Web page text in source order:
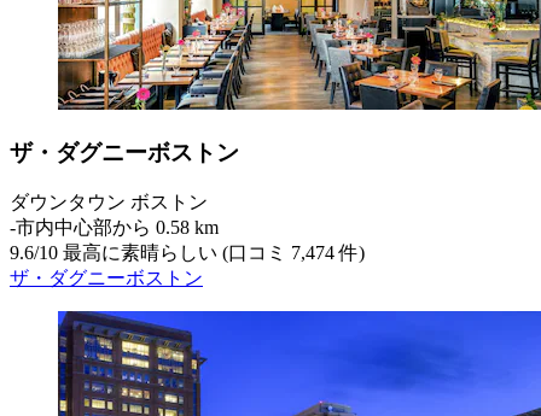
ザ・ダグニーボストン
ダウンタウン ボストン
‐市内中心部から 0.58 km
9.6/10 最高に素晴らしい (口コミ 7,474 件)
ザ・ダグニーボストン